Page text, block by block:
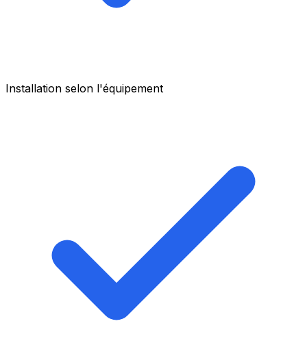
Installation selon l'équipement